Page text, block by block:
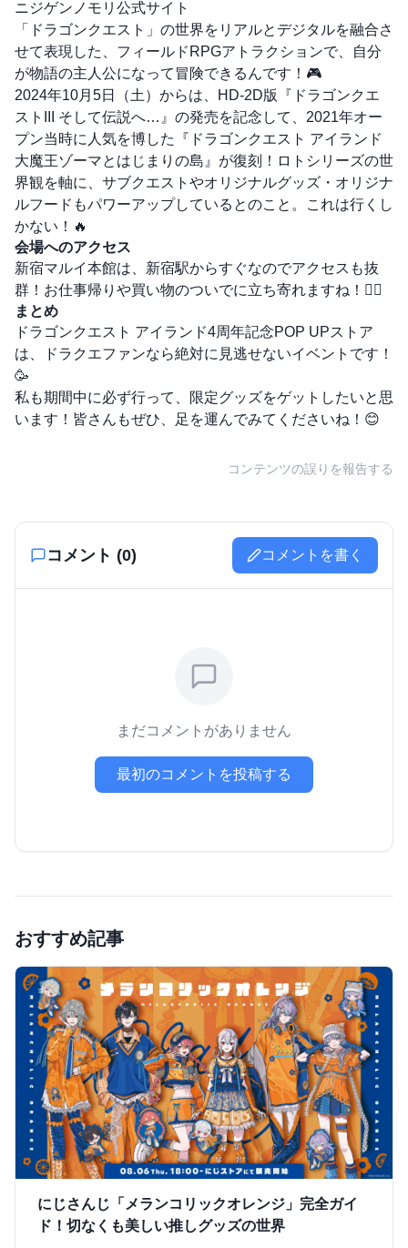
ニジゲンノモリ公式サイト
「ドラゴンクエスト」の世界をリアルとデジタルを融合さ
せて表現した、フィールドRPGアトラクションで、自分
が物語の主人公になって冒険できるんです！🎮
2024年10月5日（土）からは、HD-2D版『ドラゴンクエ
ストIII そして伝説へ…』の発売を記念して、2021年オー
プン当時に人気を博した『ドラゴンクエスト アイランド
大魔王ゾーマとはじまりの島』が復刻！ロトシリーズの世
界観を軸に、サブクエストやオリジナルグッズ・オリジナ
ルフードもパワーアップしているとのこと。これは行くし
かない！🔥
会場へのアクセス
新宿マルイ本館は、新宿駅からすぐなのでアクセスも抜
群！お仕事帰りや買い物のついでに立ち寄れますね！🚶‍♀️
まとめ
ドラゴンクエスト アイランド4周年記念POP UPストア
は、ドラクエファンなら絶対に見逃せないイベントです！
🥳
私も期間中に必ず行って、限定グッズをゲットしたいと思
います！皆さんもぜひ、足を運んでみてくださいね！😊
コンテンツの誤りを報告する
コメント (0) コメントを書く
まだコメントがありません
最初のコメントを投稿する
おすすめ記事
にじさんじ「メランコリックオレンジ」完全ガイ
ド！切なくも美しい推しグッズの世界